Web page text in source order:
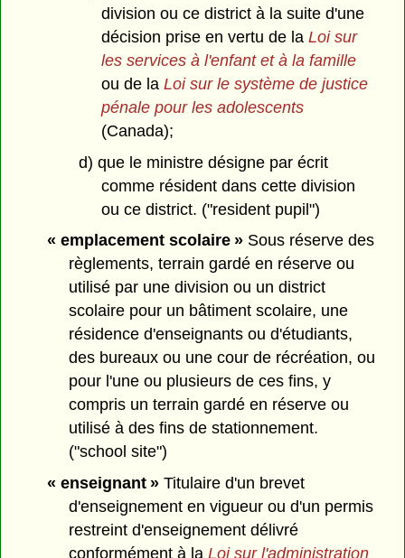
division ou ce district à la suite d'une
décision prise en vertu de la Loi sur
les services à l'enfant et à la famille
ou de la Loi sur le système de justice
pénale pour les adolescents
(Canada);
d) que le ministre désigne par écrit
comme résident dans cette division
ou ce district. ("resident pupil")
« emplacement scolaire »Sous réserve des
règlements, terrain gardé en réserve ou
utilisé par une division ou un district
scolaire pour un bâtiment scolaire, une
résidence d'enseignants ou d'étudiants,
des bureaux ou une cour de récréation, ou
pour l'une ou plusieurs de ces fins, y
compris un terrain gardé en réserve ou
utilisé à des fins de stationnement.
("school site")
« enseignant »Titulaire d'un brevet
d'enseignement en vigueur ou d'un permis
restreint d'enseignement délivré
conformément à laLoi sur l'administration